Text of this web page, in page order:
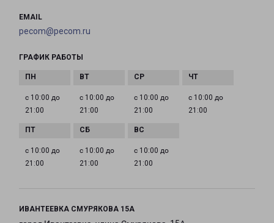
EMAIL
pecom@pecom.ru
ГРАФИК РАБОТЫ
с 10:00 до
21:00
с 10:00 до
21:00
с 10:00 до
21:00
с 10:00 до
21:00
с 10:00 до
21:00
с 10:00 до
21:00
с 10:00 до
21:00
ИВАНТЕЕВКА СМУРЯКОВА 15А